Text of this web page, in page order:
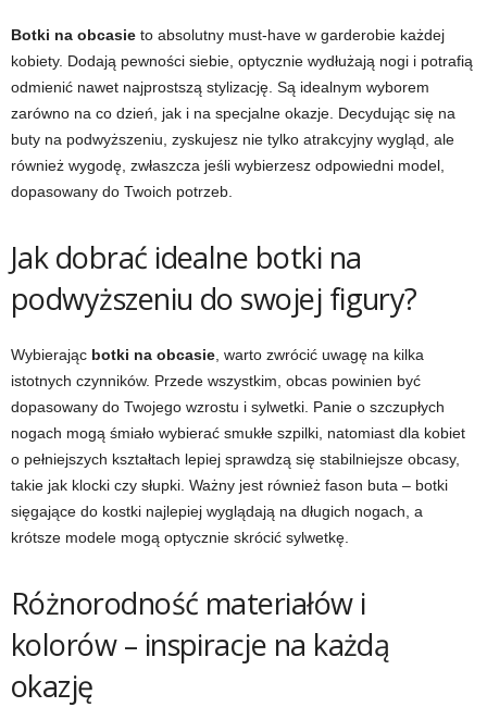
Botki na obcasie to absolutny must-have w garderobie każdej
kobiety. Dodają pewności siebie, optycznie wydłużają nogi i potrafią
odmienić nawet najprostszą stylizację. Są idealnym wyborem
zarówno na co dzień, jak i na specjalne okazje. Decydując się na
buty na podwyższeniu, zyskujesz nie tylko atrakcyjny wygląd, ale
również wygodę, zwłaszcza jeśli wybierzesz odpowiedni model,
dopasowany do Twoich potrzeb.
Jak dobrać idealne botki na
podwyższeniu do swojej figury?
Wybierając botki na obcasie , warto zwrócić uwagę na kilka
istotnych czynników. Przede wszystkim, obcas powinien być
dopasowany do Twojego wzrostu i sylwetki. Panie o szczupłych
nogach mogą śmiało wybierać smukłe szpilki, natomiast dla kobiet
o pełniejszych kształtach lepiej sprawdzą się stabilniejsze obcasy,
takie jak klocki czy słupki. Ważny jest również fason buta – botki
sięgające do kostki najlepiej wyglądają na długich nogach, a
krótsze modele mogą optycznie skrócić sylwetkę.
Różnorodność materiałów i
kolorów – inspiracje na każdą
okazję